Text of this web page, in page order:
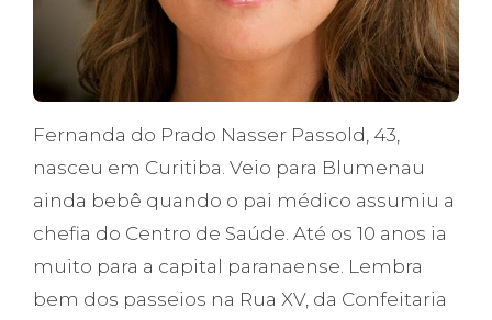
Fernanda do Prado Nasser Passold, 43,
nasceu em Curitiba. Veio para Blumenau
ainda bebê quando o pai médico assumiu a
chefia do Centro de Saúde. Até os 10 anos ia
muito para a capital paranaense. Lembra
bem dos passeios na Rua XV, da Confeitaria